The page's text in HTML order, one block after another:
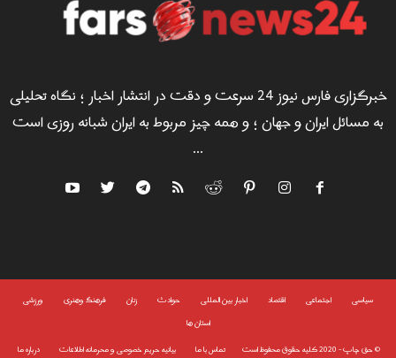
خبرگزاری فارس نیوز 24 سرعت و دقت در انتشار اخبار ؛ نگاه تحلیلی
به مسائل ایران و جهان ؛ و همه چیز مربوط به ایران شبانه روزی است
...
سياسى اجتماعی اقتصاد اخبار بین المللی حوادث زنان فرهنگ وهنری
ورزشی
استان ها
©
تماس با ما بیانیه حریم خصوصی و محرمانه اطلاعات درباره ما حق چاپ - 2020 کلیه حقوق محفوظ است